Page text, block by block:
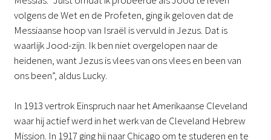
volgens de Wet en de Profeten, ging ik geloven dat de
Messiaanse hoop van Israël is vervuld in Jezus. Dat is
waarlijk Jood-zijn. Ik ben niet overgelopen naar de
heidenen, want Jezus is vlees van ons vlees en been van
ons been”, aldus Lucky.
In 1913 vertrok Einspruch naar het Amerikaanse Cleveland
waar hij actief werd in het werk van de Cleveland Hebrew
Mission. In 1917 ging hij naar Chicago om te studeren en te